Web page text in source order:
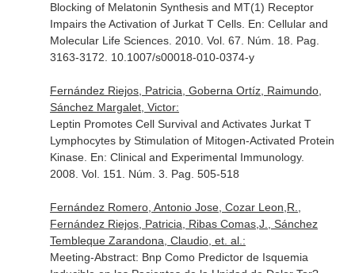
Blocking of Melatonin Synthesis and MT(1) Receptor
Impairs the Activation of Jurkat T Cells. En: Cellular and
Molecular Life Sciences. 2010. Vol. 67. Núm. 18. Pag.
3163-3172. 10.1007/s00018-010-0374-y
Fernández Riejos, Patricia, Goberna Ortíz, Raimundo,
Sánchez Margalet, Victor:
Leptin Promotes Cell Survival and Activates Jurkat T
Lymphocytes by Stimulation of Mitogen-Activated Protein
Kinase. En: Clinical and Experimental Immunology.
2008. Vol. 151. Núm. 3. Pag. 505-518
Fernández Romero, Antonio Jose, Cozar Leon,R.,
Fernández Riejos, Patricia, Ribas Comas,J., Sánchez
Tembleque Zarandona, Claudio, et. al.:
Meeting-Abstract: Bnp Como Predictor de Isquemia